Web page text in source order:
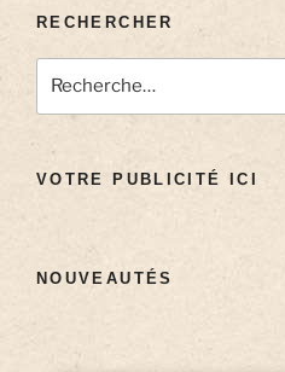
RECHERCHER
VOTRE PUBLICITÉ ICI
NOUVEAUTÉS